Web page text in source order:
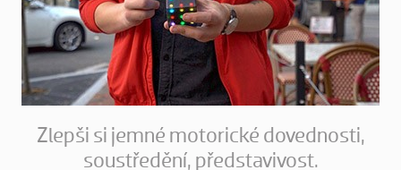
Zlepši si jemné motorické dovednosti,
soustředění, představivost.